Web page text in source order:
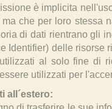
è implicita
che per loro stessa
di dati rientrano gli
Identifier) delle risorse
al solo fine di
utilizzati per
all´estero: